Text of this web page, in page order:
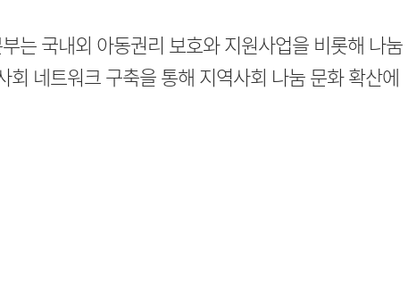
는 국내외 아동권리 보호와 지원사업을 비롯해 나눔
회 네트워크 구축을 통해 지역사회 나눔 문화 확산에